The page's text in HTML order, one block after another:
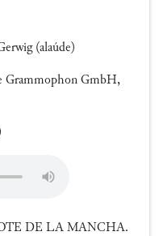
(alaúde)
Grammophon GmbH,
DE LA MANCHA.